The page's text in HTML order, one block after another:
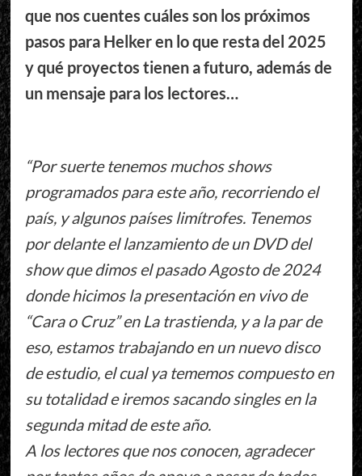
que nos cuentes cuáles son los próximos
pasos para Helker en lo que resta del 2025
y qué proyectos tienen a futuro, además de
un mensaje para los lectores…
“Por suerte tenemos muchos shows
programados para este año, recorriendo el
país, y algunos países limítrofes. Tenemos
por delante el lanzamiento de un DVD del
show que dimos el pasado Agosto de 2024
donde hicimos la presentación en vivo de
“Cara o Cruz” en La trastienda, y a la par de
eso, estamos trabajando en un nuevo disco
de estudio, el cual ya tememos compuesto en
su totalidad e iremos sacando singles en la
segunda mitad de este año.
A los lectores que nos conocen, agradecer